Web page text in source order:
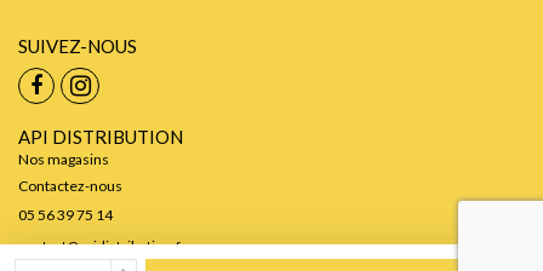
SUIVEZ-NOUS
API DISTRIBUTION
Nos magasins
Contactez-nous
05 56 39 75 14
contact@apidistribution.fr